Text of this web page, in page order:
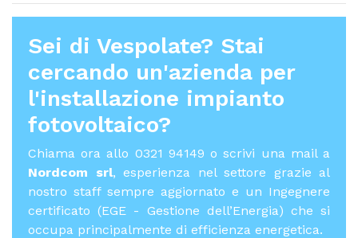
Sei di Vespolate? Stai
cercando un'azienda per
l'installazione impianto
fotovoltaico?
Chiama ora allo 0321 94149 o scrivi una mail a
Nordcom srl, esperienza nel settore grazie al
nostro staff sempre aggiornato e un Ingegnere
certificato (EGE - Gestione dell’Energia) che si
occupa principalmente di efficienza energetica.